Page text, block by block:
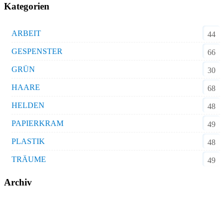
Kategorien
ARBEIT
44
GESPENSTER
66
GRÜN
30
HAARE
68
HELDEN
48
PAPIERKRAM
49
PLASTIK
48
TRÄUME
49
Archiv